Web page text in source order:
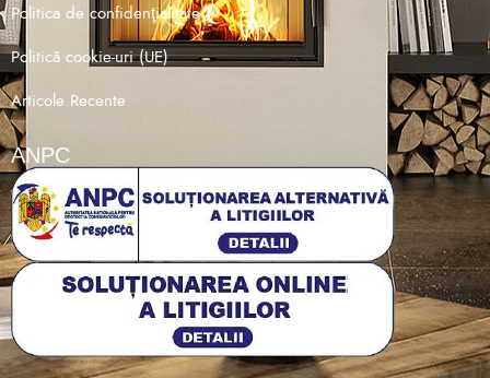
Politica de confidenţialitate
Politică cookie-uri (UE)
Articole Recente
ANPC